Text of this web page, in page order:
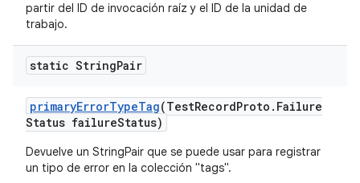
partir del ID de invocación raíz y el ID de la unidad de
trabajo.
static StringPair
primaryErrorTypeTag(TestRecordProto . Failure
Status failureStatus)
Devuelve un StringPair que se puede usar para registrar
un tipo de error en la colección "tags".